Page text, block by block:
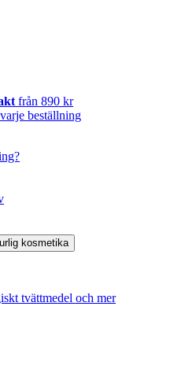
från 890 kr
beställning
tvättmedel och mer